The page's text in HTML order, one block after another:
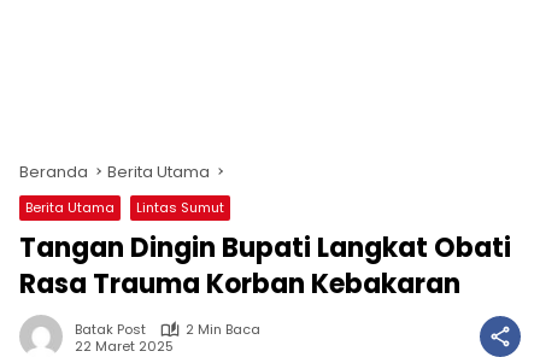
Beranda Berita Utama
Berita Utama Lintas Sumut
Tangan Dingin Bupati Langkat Obati
Rasa Trauma Korban Kebakaran
Batak Post
2 Min Baca
22 Maret 2025